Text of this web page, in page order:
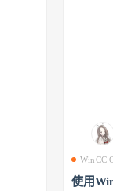
WinCC
使用